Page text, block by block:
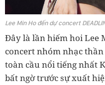
Lee Min Ho đến dự concert
Đây là lần hiếm hoi Lee
concert nhóm nhạc
toàn cầu nổi tiếng nhất
bất ngờ trước sự xuất